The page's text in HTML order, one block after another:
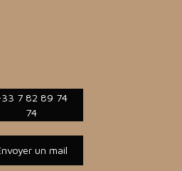
7 82 89 74
74
un mail